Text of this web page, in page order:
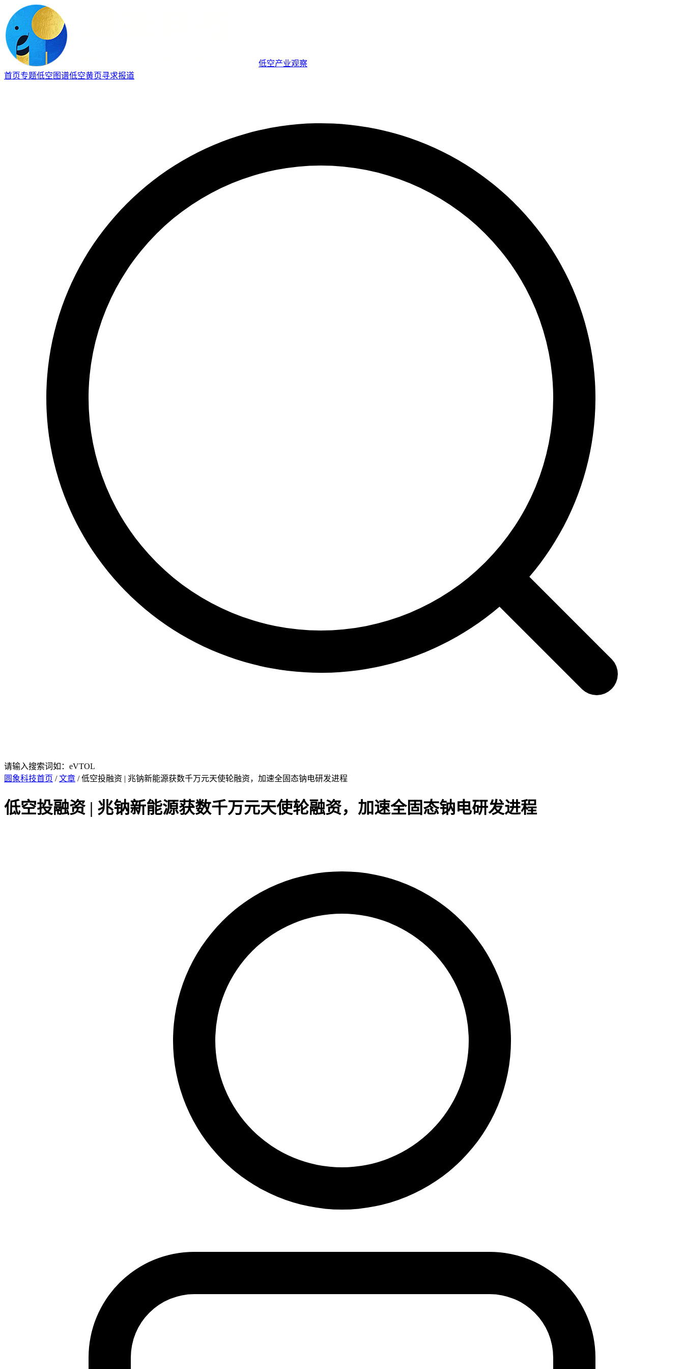
低空产业观察
首页专题低空图谱低空黄页寻求报道
请输入搜索词如：eVTOL
圆象科技首页 /文章 / 低空投融资 | 兆钠新能源获数千万元天使轮融资，加速全固态钠电研发进程
低空投融资 | 兆钠新能源获数千万元天使轮融资，加速全固态钠电研发进程